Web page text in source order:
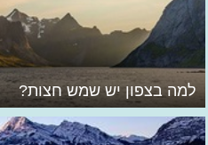
למה בצפון יש שמש חצות?